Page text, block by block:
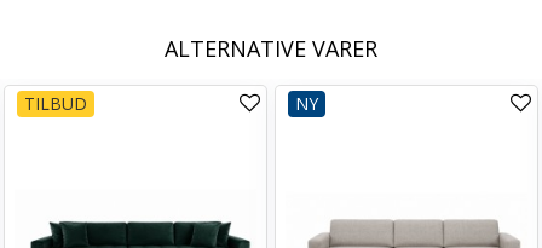
ALTERNATIVE VARER
TILBUD NY